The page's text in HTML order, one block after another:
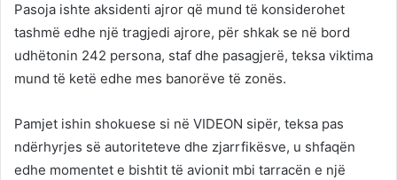
Pasoja ishte aksidenti ajror që mund të konsiderohet
tashmë edhe një tragjedi ajrore, për shkak se në bord
udhëtonin 242 persona, staf dhe pasagjerë, teksa viktima
mund të ketë edhe mes banorëve të zonës.
Pamjet ishin shokuese si në VIDEON sipër, teksa pas
ndërhyrjes së autoriteteve dhe zjarrfikësve, u shfaqën
edhe momentet e bishtit të avionit mbi tarracën e një